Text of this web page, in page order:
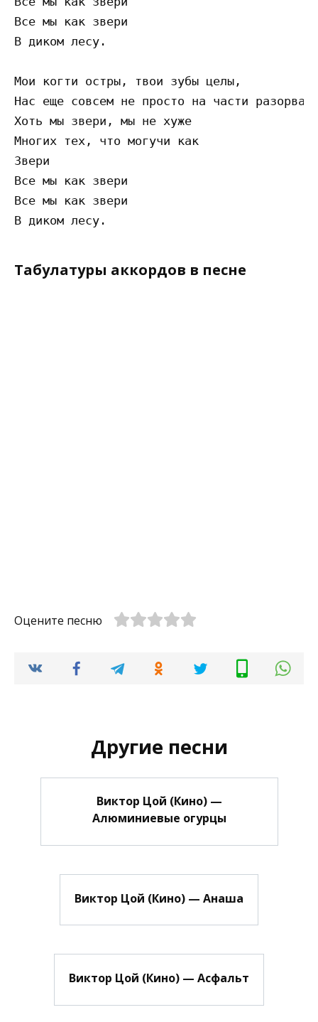
Все мы как звери
В диком лесу.
Мои когти остры, твои зубы целы,
Нас еще совсем не просто на части
Хоть мы звери, мы не хуже
Многих тех, что могучи как
Звери
Все мы как звери
Все мы как звери
Табулатуры аккордов в песне
Оцените песню
Другие песни
Виктор Цой (Кино) —
Алюминиевые огурцы
Виктор Цой (Кино) — Анаша
Виктор Цой (Кино) — Асфальт